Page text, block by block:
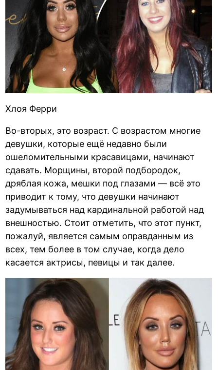
Хлоя Ферри
Во-вторых, это возраст. С возрастом многие
девушки, которые ещё недавно были
ошеломительными красавицами, начинают
сдавать. Морщины, второй подбородок,
дряблая кожа, мешки под глазами — всё это
приводит к тому, что девушки начинают
задумываться над кардинальной работой над
внешностью. Стоит отметить, что этот пункт,
пожалуй, является самым оправданным из
всех, тем более в том случае, когда дело
касается актрисы, певицы и так далее.